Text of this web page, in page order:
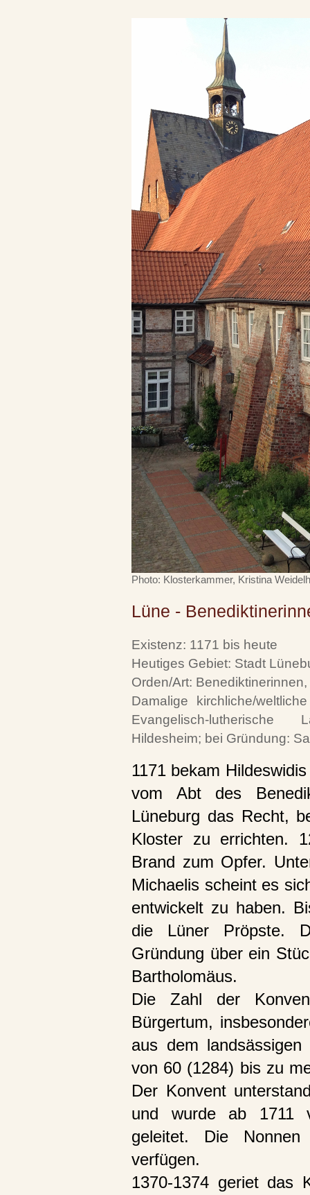
Photo: Klosterkammer, Kristina
Lüne -
Existenz: 1171 bis heute
Heutiges Gebiet: Stadt
Orden/Art:
Damalige kirchliche/
Evangelisch-
Hildesheim; bei Gründung:
1171 bekam
vom Abt des
Lüneburg das Recht,
Kloster zu errichten.
Brand zum Opfer.
Michaelis scheint es
entwickelt zu haben.
die Lüner Pröpste.
Gründung über ein
Bartholomäus.
Die Zahl der
Bürgertum,
aus dem
von 60 (1284) bis zu
Der Konvent
und wurde ab 1711
geleitet. Die
verfügen.
1370-1374 geriet das